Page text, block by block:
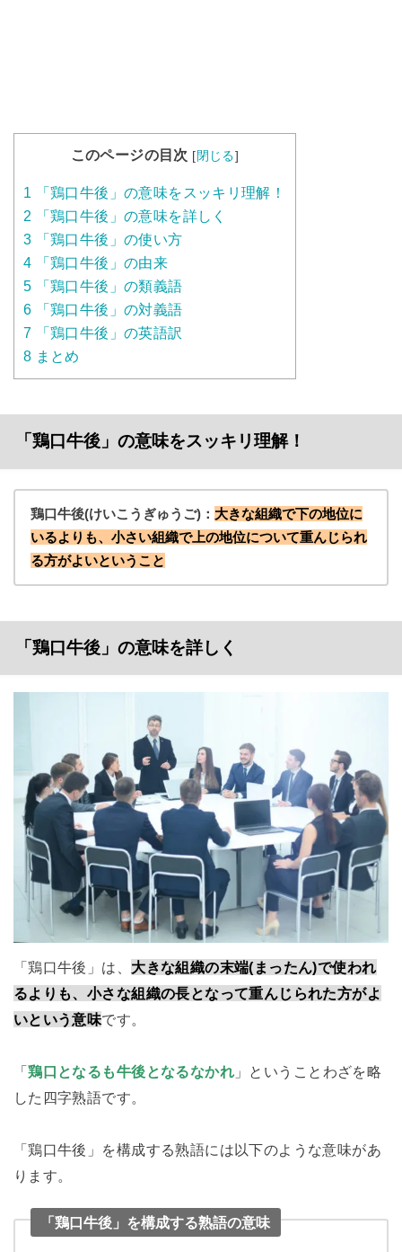
このページの目次 [閉じる]
1 「鶏口牛後」の意味をスッキリ理解！
2 「鶏口牛後」の意味を詳しく
3 「鶏口牛後」の使い方
4 「鶏口牛後」の由来
5 「鶏口牛後」の類義語
6 「鶏口牛後」の対義語
7 「鶏口牛後」の英語訳
8 まとめ
「鶏口牛後」の意味をスッキリ理解！
鶏口牛後(けいこうぎゅうご)： 大きな組織で下の地位に
いるよりも、小さい組織で上の地位について重んじられ
る方がよいということ
「鶏口牛後」の意味を詳しく
「鶏口牛後」は、 大きな組織の末端(まったん)で使われ
るよりも、小さな組織の長となって重んじられた方がよ
いという意味です。
「鶏口となるも牛後となるなかれ 」ということわざを略
した四字熟語です。
「鶏口牛後」を構成する熟語には以下のような意味があ
ります。
「鶏口牛後」を構成する熟語の意味